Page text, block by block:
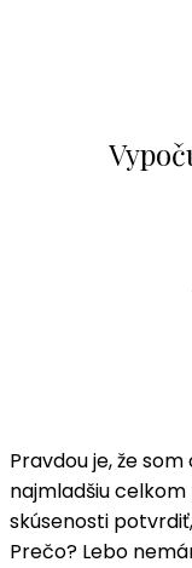
Pravdou je, že
najmladšiu
skúsenosti
Prečo? Lebo